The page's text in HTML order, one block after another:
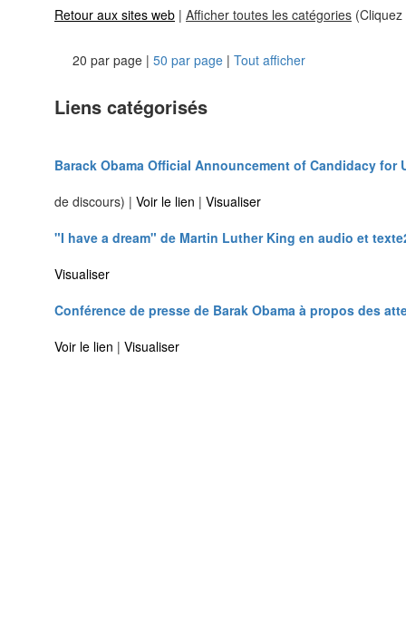
Retour aux sites web | Afficher toutes les catégories
20 par page | 50 par page | Tout afficher
Liens catégorisés
Barack Obama Official Announcement of Candidacy
de discours) | Voir le lien | Visualiser
"I have a dream" de Martin Luther King en audio et
Visualiser
Conférence de presse de Barak Obama à propos des
Voir le lien | Visualiser